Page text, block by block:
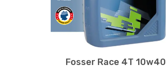
Fosser Race 4T 10w40